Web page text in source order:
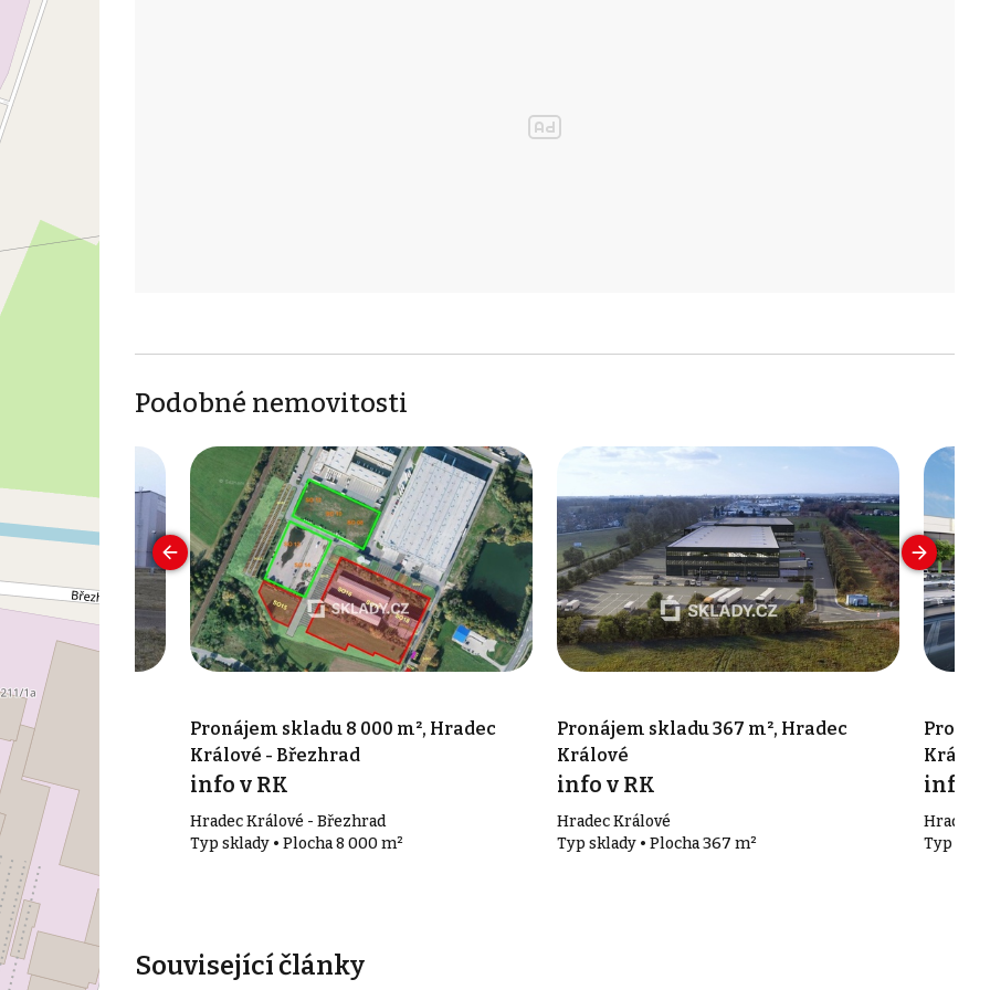
Podobné nemovitosti
m², Hradec
m²
Pronájem skladu 8 000 m², Hradec
Králové - Březhrad
info v RK
Hradec Králové - Březhrad
Typ sklady • Plocha 8 000 m²
Pronájem skladu 367 m², Hradec
Králové
info v RK
Hradec Králové
Typ sklady • Plocha 367 m²
info v
Hradec
Typ
Související články